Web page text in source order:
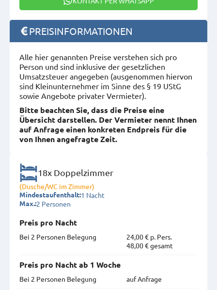
PREISINFORMATIONEN
Alle hier genannten Preise verstehen sich pro
Person und sind inklusive der gesetzlichen
Umsatzsteuer angegeben (ausgenommen hiervon
sind Kleinunternehmer im Sinne des § 19 UStG
sowie Angebote privater Vermieter).
Bitte beachten Sie, dass die Preise eine
Übersicht darstellen. Der Vermieter nennt Ihnen
auf Anfrage einen konkreten Endpreis für die
von Ihnen angefragte Zeit.
18x Doppelzimmer
(Dusche/WC im Zimmer)
Mindestaufenthalt:1 Nacht
Max.:2 Personen
Preis pro Nacht
Bei 2 Personen Belegung
24,00 € p. Pers.
48,00 € gesamt
Preis pro Nacht ab 1 Woche
Bei 2 Personen Belegung
auf Anfrage